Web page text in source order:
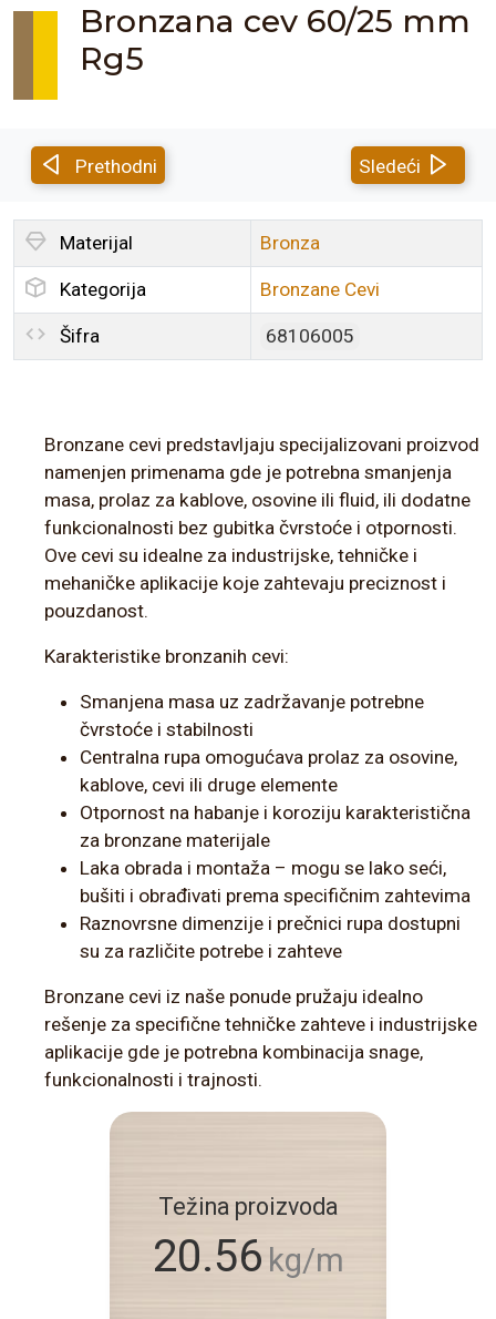
Bronzana cev 60/25 mm
Rg5
Prethodni Sledeći
Materijal Bronza
Kategorija Bronzane Cevi
Šifra 68106005
Bronzane cevi predstavljaju specijalizovani proizvod
namenjen primenama gde je potrebna smanjenja
masa, prolaz za kablove, osovine ili fluid, ili dodatne
funkcionalnosti bez gubitka čvrstoće i otpornosti.
Ove cevi su idealne za industrijske, tehničke i
mehaničke aplikacije koje zahtevaju preciznost i
pouzdanost.
Karakteristike bronzanih cevi:
Smanjena masa uz zadržavanje potrebne
čvrstoće i stabilnosti
Centralna rupa omogućava prolaz za osovine,
kablove, cevi ili druge elemente
Otpornost na habanje i koroziju karakteristična
za bronzane materijale
Laka obrada i montaža – mogu se lako seći,
bušiti i obrađivati prema specifičnim zahtevima
Raznovrsne dimenzije i prečnici rupa dostupni
su za različite potrebe i zahteve
Bronzane cevi iz naše ponude pružaju idealno
rešenje za specifične tehničke zahteve i industrijske
aplikacije gde je potrebna kombinacija snage,
funkcionalnosti i trajnosti.
Težina proizvoda
20.56 kg/m